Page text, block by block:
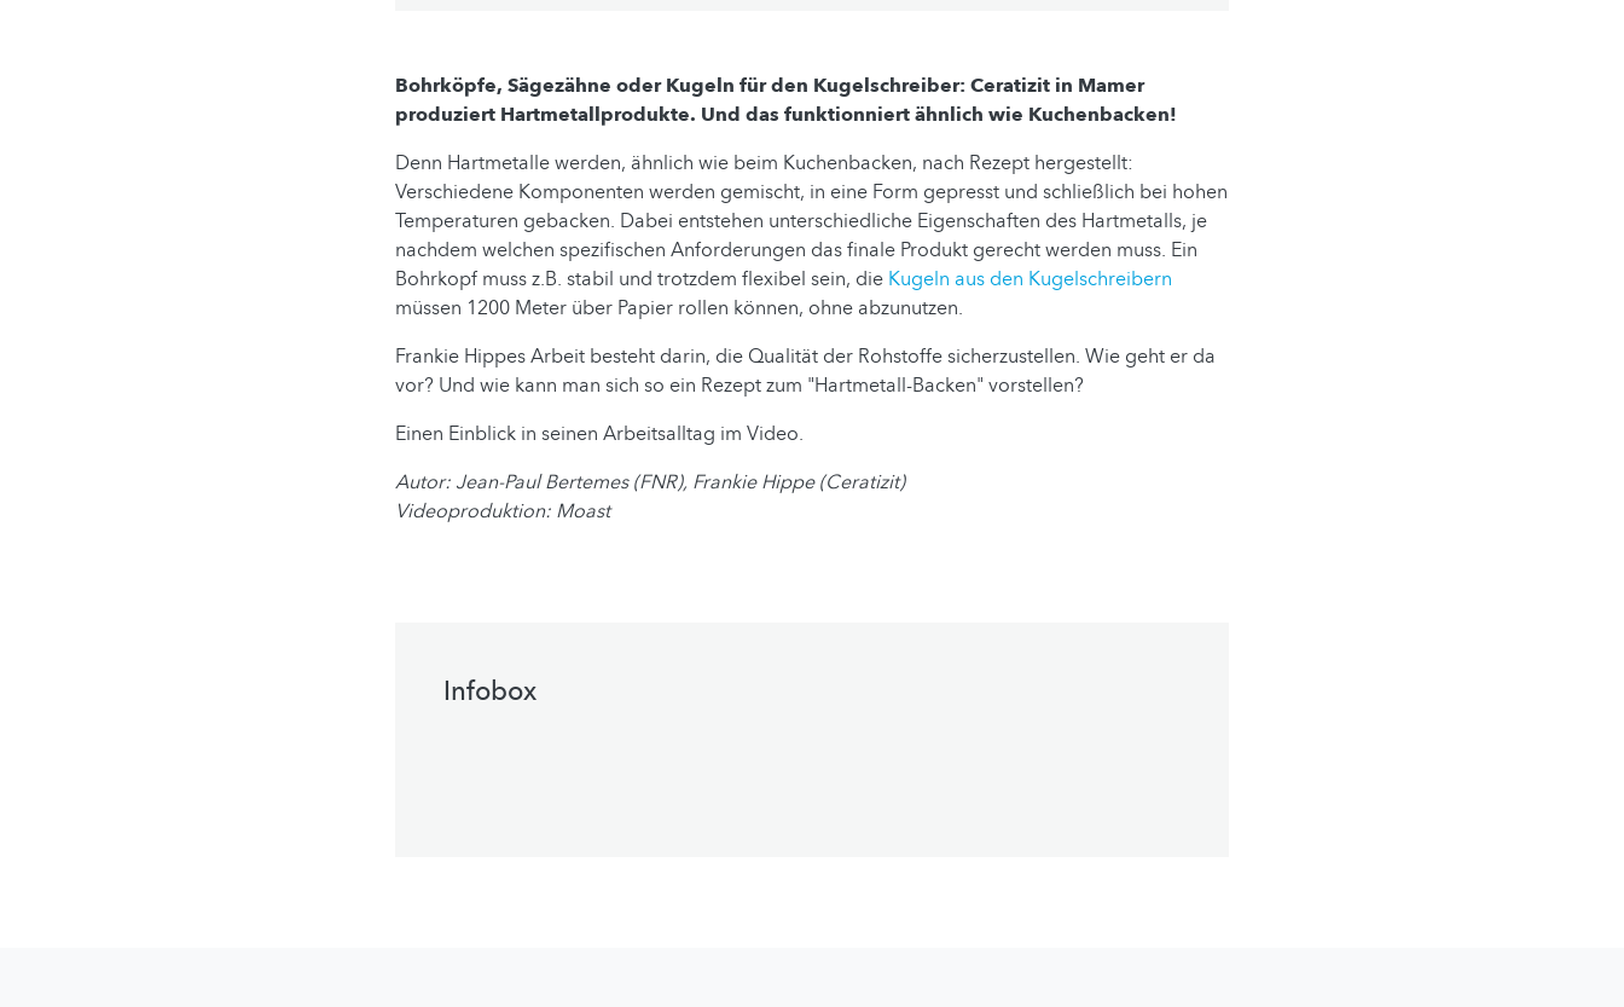
Bohrköpfe, Sägezähne oder Kugeln für den Kugelschreiber: Ceratizit in Mamer
produziert Hartmetallprodukte. Und das funktionniert ähnlich wie Kuchenbacken!
Denn Hartmetalle werden, ähnlich wie beim Kuchenbacken, nach Rezept hergestellt:
Verschiedene Komponenten werden gemischt, in eine Form gepresst und schließlich bei hohen
Temperaturen gebacken. Dabei entstehen unterschiedliche Eigenschaften des Hartmetalls, je
nachdem welchen spezifischen Anforderungen das finale Produkt gerecht werden muss. Ein
Bohrkopf muss z.B. stabil und trotzdem flexibel sein, die Kugeln aus den Kugelschreibern
müssen 1200 Meter über Papier rollen können, ohne abzunutzen.
Frankie Hippes Arbeit besteht darin, die Qualität der Rohstoffe sicherzustellen. Wie geht er da
vor? Und wie kann man sich so ein Rezept zum "Hartmetall-Backen" vorstellen?
Einen Einblick in seinen Arbeitsalltag im Video.
Autor: Jean-Paul Bertemes (FNR), Frankie Hippe (Ceratizit)
Videoproduktion: Moast
Infobox